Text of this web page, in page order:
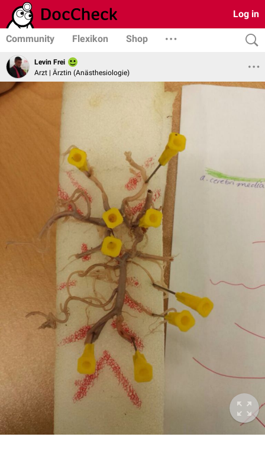
Log in
Community Flexikon Shop
Levin Frei
Arzt | Ärztin (Anästhesiologie)